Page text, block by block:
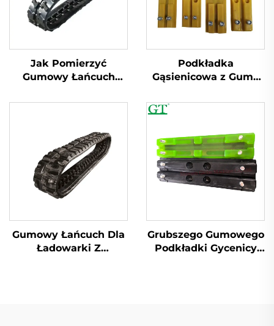
Jak Pomierzyć
Gumowy Łańcuch
Podkładka
Gąsienicowa z Gumy
Boltach z Modelem
230BB 250BA 300BA
Gumowy Łańcuch Dla
Ładowarki Z
Grubszego Gumowego
Podkładki Gусenicy